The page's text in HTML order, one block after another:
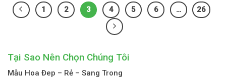
1 2 3 4 5 6 … 26
Tại Sao Nên Chọn Chúng Tôi
Mẫu Hoa Đep – Rẻ – Sang Trong